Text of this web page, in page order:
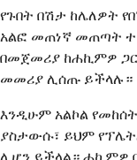
የጉበት በሽታ ከሌለዎት
አልፎ መጠነኛ መጠጣት
በመጀመሪያ ከሐኪምዎ ጋር
መመሪያ ሊሰጡ ይችላሉ።
እንዲሁም አልኮል
ያስታውሱ፣ ይህም
ሊሆን ይችላል። ሐኪምዎ